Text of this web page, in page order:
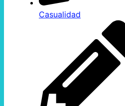
Casualidad